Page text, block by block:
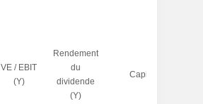
VE / EBIT
(Y)
Rendement
du
dividende
(Y)
Capi.($)